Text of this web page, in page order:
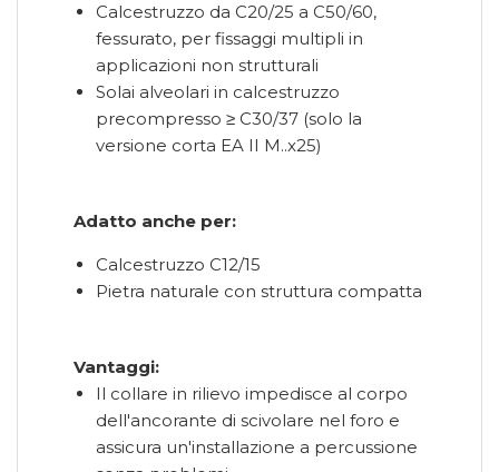
Calcestruzzo da C20/25 a C50/60,
fessurato, per fissaggi multipli in
applicazioni non strutturali
Solai alveolari in calcestruzzo
precompresso ≥ C30/37 (solo la
versione corta EA II M..x25)
Adatto anche per:
Calcestruzzo C12/15
Pietra naturale con struttura compatta
Vantaggi:
Il collare in rilievo impedisce al corpo
dell'ancorante di scivolare nel foro e
assicura un'installazione a percussione